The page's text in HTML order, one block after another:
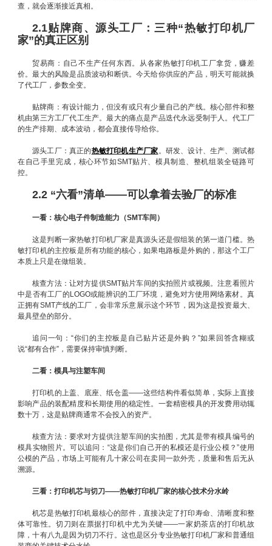
查，就会逐渐接近真相。
2.1贴牌商、源头工厂：三种“热敏打印机厂
家”的真正区别
贸易商：自己不生产任何东西。从各家热敏打印机工厂拿货，赚差
价。最大的风险是品质波动和断供。今天给你供应的产品，明天可能就换
了代工厂，参数全变。
贴牌商：有设计能力，但没有或只有少量自己的产线。核心部件和整
机由第三方工厂代工生产。最大的痛点是产品迭代永远受制于人。代工厂
的生产排期、成本波动，都会直接传导给你。
源头工厂：真正的热敏打印机生产厂家。研发、设计、生产、测试都
在自己手里完成，核心环节如SMT贴片、模具制造、整机组装全链路可
控。
2.2 “六看”清单——可以拿着去验厂的标准
一看：核心电子件制造能力（SMT车间）
这是判断一家热敏打印机厂家是真源头还是假组装的第一道门槛。热
敏打印机的主控板是所有功能的核心，如果电路板是外购的，那这个工厂
本质上只是在做组装。
核查方法：让对方提供SMT贴片车间的实拍照片或视频。注意看照片
中是否有工厂的LOGO或能辨识的工厂环境，避免对方使用网络素材。真
正拥有SMT产线的工厂，会非常乐意展示这个环节，因为这是投资最大、
最具壁垒的部分。
追问一句：“你们的主控板是自己贴片还是外购？”如果回答含糊或
说“都有合作”，需要保持审慎判断。
二看：模具与注塑车间
打印机的上盖、底座、纸仓盖——这些结构件看似简单，实际上直接
影响产品的装配精度和长期使用的稳定性。一套精密模具的开发费用动辄
数十万，这是贴牌商通常不会投入的资产。
核查方法：要求对方提供注塑车间的实拍图，尤其是带有模具编号的
模具实物照片。可以追问：“这是你们自己开的私模还是行业公模？”使用
公模的产品，市场上可能有几十家公司在卖同一款外壳，质量和售后无从
溯源。
三看：打印机芯与切刀——热敏打印机厂家的核心技术分水岭
机芯是热敏打印机最核心的部件，直接决定了打印寿命、清晰度和整
体可靠性。切刀则在票据打印机中尤为关键——一家奶茶店的打印机故
障，十有八九是因为切刀不行。这也是区分专业热敏打印机厂家和普通组